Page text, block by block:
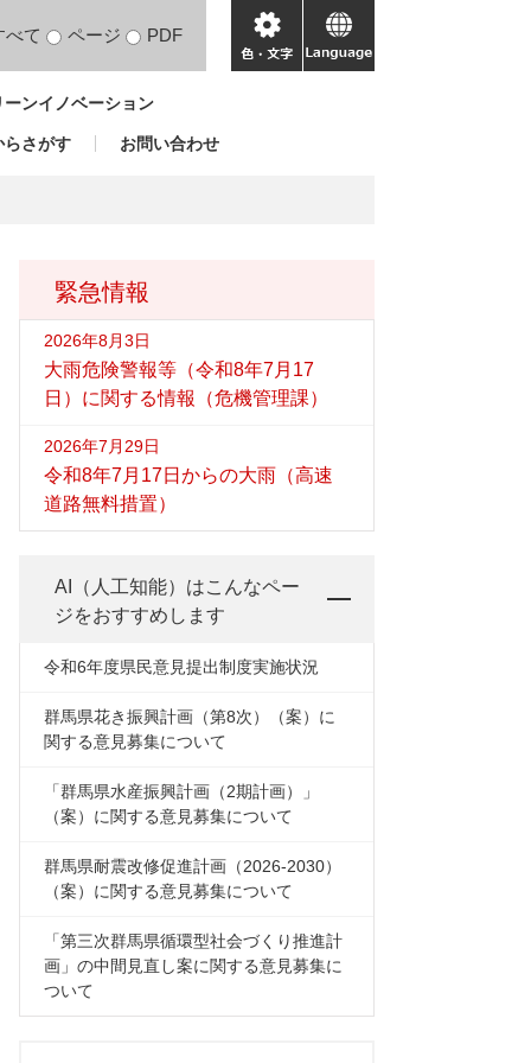
べて ページ PDF
色・
文
language
ンイノベーション
らさがす お問い合わせ
緊急情報
2026年8月3日
大雨危険警報等（令和8年7月17
日）に関する情報（危機管理課）
2026年7月29日
令和8年7月17日からの大雨（高速
道路無料措置）
AI（人工知能）はこんなペー
ジをおすすめします
令和6年度県民意見提出制度実施状況
群馬県花き振興計画（第8次）（案）に
関する意見募集について
「群馬県水産振興計画（2期計画）」
（案）に関する意見募集について
群馬県耐震改修促進計画（2026-2030）
（案）に関する意見募集について
「第三次群馬県循環型社会づくり推進計
画」の中間見直し案に関する意見募集に
ついて